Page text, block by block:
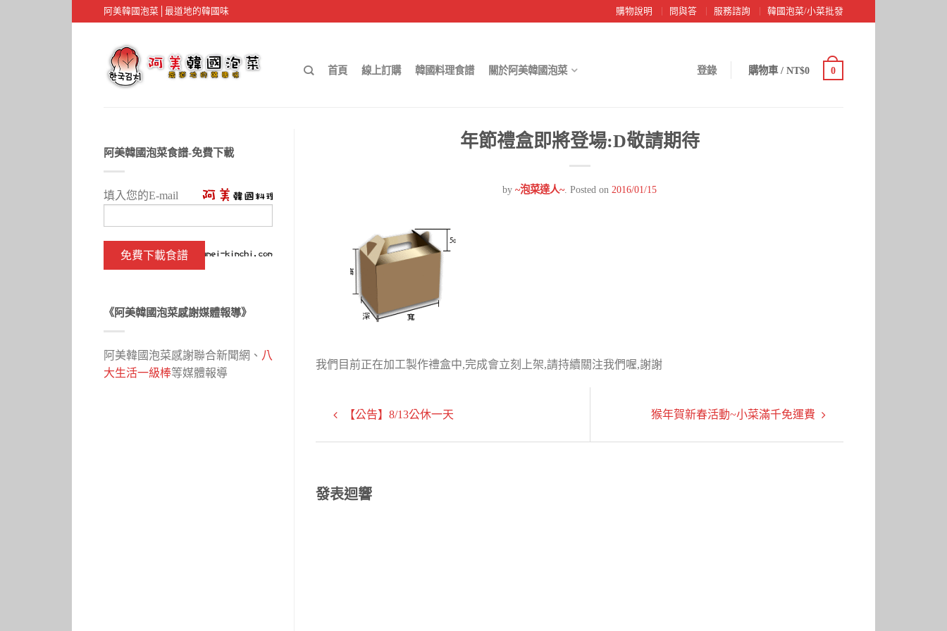
阿美韓國泡菜│最道地的韓國味 購物說明 問與答 服務諮詢 韓國泡菜/小菜批發
首頁 線上訂購 韓國料理食譜 關於阿美韓國泡菜 登錄 購物車 / NT$0 0
年節禮盒即將登場:D敬請期待
by ~泡菜達人~ Posted on 2016/01/15
我們目前正在加工製作禮盒中,完成會立刻上架,請持續關注我們喔,謝謝
【公告】8/13公休一天 猴年賀新春活動~小菜滿千免運費
發表迴響
阿美韓國泡菜食譜-免費下載
填入您的E-mail
《阿美韓國泡菜感謝媒體報導》
阿美韓國泡菜感謝聯合新聞網、 八
大生活一級棒等媒體報導